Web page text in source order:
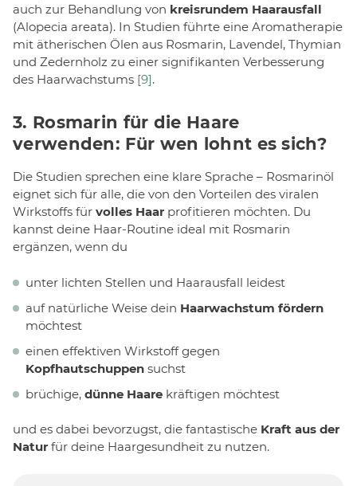
auch zur Behandlung von kreisrundem Haarausfall
(Alopecia areata). In Studien führte eine Aromatherapie
mit ätherischen Ölen aus Rosmarin, Lavendel, Thymian
und Zedernholz zu einer signifikanten Verbesserung
des Haarwachstums [9].
3. Rosmarin für die Haare
verwenden: Für wen lohnt es sich?
Die Studien sprechen eine klare Sprache – Rosmarinöl
eignet sich für alle, die von den Vorteilen des viralen
Wirkstoffs für volles Haar profitieren möchten. Du
kannst deine Haar-Routine ideal mit Rosmarin
ergänzen, wenn du
unter lichten Stellen und Haarausfall leidest
auf natürliche Weise dein Haarwachstum fördern
möchtest
einen effektiven Wirkstoff gegen
Kopfhautschuppen suchst
brüchige, dünne Haare kräftigen möchtest
und es dabei bevorzugst, die fantastische Kraft aus der
Natur für deine Haargesundheit zu nutzen.